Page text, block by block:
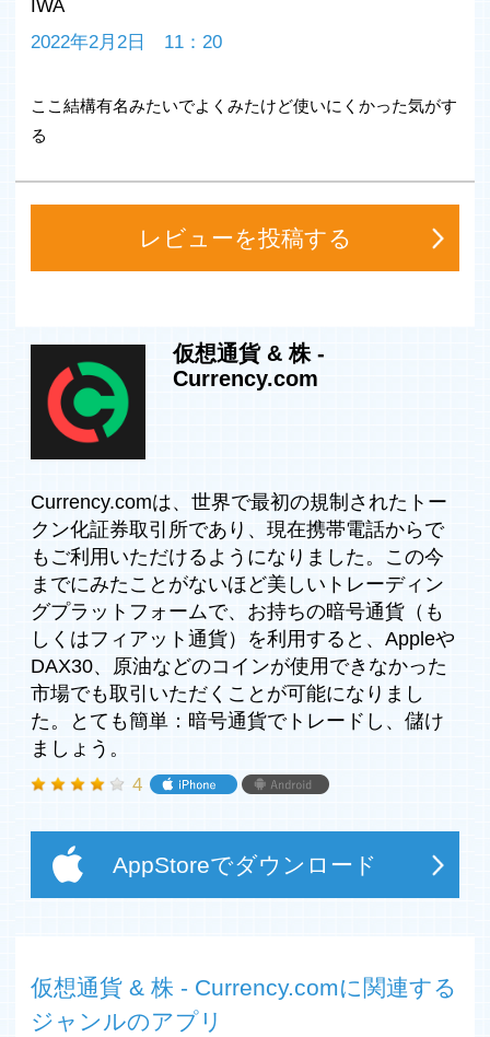
式や、インデックス、コモディティを取引することができ
ませんでした。存在する取引から冷遇を受けてきました。
いトレーディングプラットフォームで、お持ちの暗号通貨
（もしくはフィアット通貨）を利用すると、Appleや
1500以上の世界で最も取引されている株式資産がトーク
ン化された証券へのアクセスを提供することで、あなたの
ような暗号通貨所有者が投資を最大化する機会をご提供し
ん。
ICOされたトークンから収入を得たことはありますか？
今、あなたのビットコインを市場で投資し、配当を得るこ
とができます。興味を持たれましたか？
Currency.coは以下のようなパワーをあなたにご提供しま
す。
- 少しの力で多くのことを成し遂げる、500倍までのレバ
レッジをかけられます。（もしくはあなたの選んだアセッ
トを買ったり売ったりすることでも達成できるでしょ
う。）
-無料のアカウントを数分で開設しましょう。必要情報を
す。
-NYSEやLSEの代表的な株式、金や原油などのコモディ、
ビットコイン、イーサリアムなどをトークン形式で取引し
-75以上のテクニカルな指標を活用し、あなたの取引のス
トラテジーを向上させましょう。
-ウォレット機能であなたのポジションやポートフォリオ
IWA
2022年2月2日 11：20
ここ結構有名みたいでよくみたけど使いにくかった気がす
る
レビューを投稿する
仮想通貨 & 株 -
Currency.com
Currency.comは、世界で最初の規制されたトー
クン化証券取引所であり、現在携帯電話からで
もご利用いただけるようになりました。この今
までにみたことがないほど美しいトレーディン
グプラットフォームで、お持ちの暗号通貨（も
しくはフィアット通貨）を利用すると、Appleや
DAX30、原油などのコインが使用できなかった
市場でも取引いただくことが可能になりまし
た。とても簡単：暗号通貨でトレードし、儲け
ましょう。
4
AppStoreでダウンロード
仮想通貨 & 株 - Currency.comに関連する
ジャンルのアプリ